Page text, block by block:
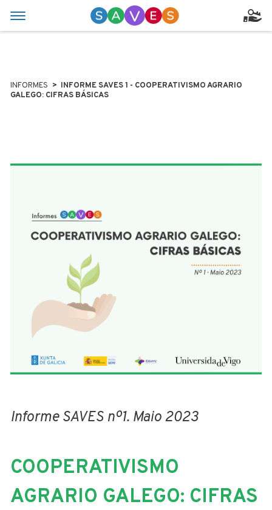
INFORMES
INFORME SAVES 1 - COOPERATIVISMO AGRARIO
GALEGO: CIFRAS BÁSICAS
Informe SAVES nº1. Maio 2023
COOPERATIVISMO
AGRARIO GALEGO: CIFRAS